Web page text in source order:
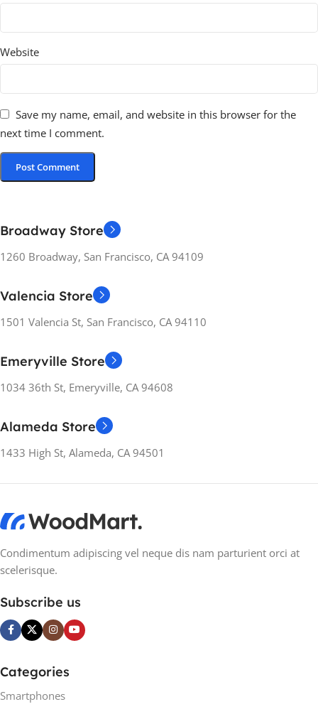
Website
Save my name, email, and website in this browser for the
next time I comment.
Broadway Store
1260 Broadway, San Francisco, CA 94109
Valencia Store
1501 Valencia St, San Francisco, CA 94110
Emeryville Store
1034 36th St, Emeryville, CA 94608
Alameda Store
1433 High St, Alameda, CA 94501
Condimentum adipiscing vel neque dis nam parturient orci at
scelerisque.
Subscribe us
Categories
Smartphones